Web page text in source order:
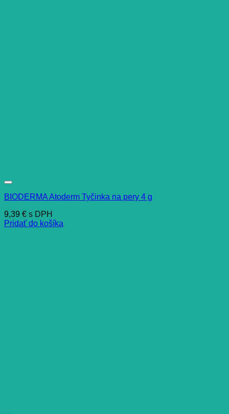
BIODERMA Atoderm Tyčinka na pery 4 g
9,39 € s DPH
Pridať do košíka